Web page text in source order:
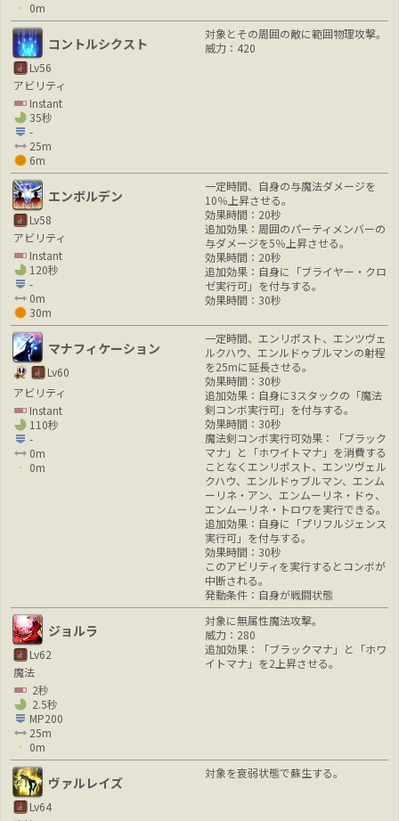
0m
コントルシクスト
Lv56
アビリティ
Instant
35秒
-
25m
6m
対象とその周囲の敵に範囲物理攻撃。
威力：420
エンボルデン
Lv58
アビリティ
Instant
120秒
-
0m
30m
一定時間、自身の与魔法ダメージを
10％上昇させる。
効果時間：20秒
追加効果：周囲のパーティメンバーの
与ダメージを5％上昇させる。
効果時間：20秒
追加効果：自身に「ブライヤー・クロ
ゼ実行可」を付与する。
効果時間：30秒
マナフィケーション
Lv60
アビリティ
Instant
110秒
-
0m
0m
一定時間、エンリポスト、エンツヴェ
ルクハウ、エンルドゥブルマンの射程
を25mに延長させる。
効果時間：30秒
追加効果：自身に3スタックの「魔法
剣コンボ実行可」を付与する。
効果時間：30秒
魔法剣コンボ実行可効果：「ブラック
マナ」と「ホワイトマナ」を消費する
ことなくエンリポスト、エンツヴェル
クハウ、エンルドゥブルマン、エンム
ーリネ・アン、エンムーリネ・ドゥ、
エンムーリネ・トロワを実行できる。
追加効果：自身に「プリフルジェンス
実行可」を付与する。
効果時間：30秒
このアビリティを実行するとコンボが
中断される。
発動条件：自身が戦闘状態
ジョルラ
Lv62
魔法
2秒
2.5秒
MP200
25m
0m
対象に無属性魔法攻撃。
威力：280
追加効果：「ブラックマナ」と「ホワ
イトマナ」を2上昇させる。
ヴァルレイズ
Lv64
対象を衰弱状態で蘇生する。